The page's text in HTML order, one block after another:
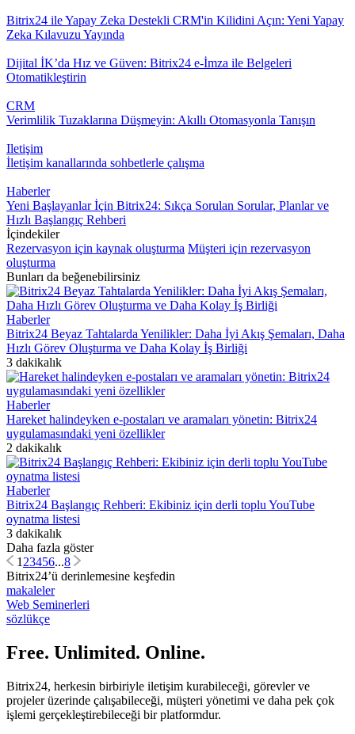
Bitrix24 ile Yapay Zeka Destekli CRM'in Kilidini Açın: Yeni Yapay
Zeka Kılavuzu Yayında
Dijital İK’da Hız ve Güven: Bitrix24 e-İmza ile Belgeleri
Otomatikleştirin
CRM
Verimlilik Tuzaklarına Düşmeyin: Akıllı Otomasyonla Tanışın
Iletişim
İletişim kanallarında sohbetlerle çalışma
Haberler
Yeni Başlayanlar İçin Bitrix24: Sıkça Sorulan Sorular, Planlar ve
Hızlı Başlangıç Rehberi
İçindekiler
Rezervasyon için kaynak oluşturma Müşteri için rezervasyon
oluşturma
Bunları da beğenebilirsiniz
Haberler
Bitrix24 Beyaz Tahtalarda Yenilikler: Daha İyi Akış Şemaları, Daha
Hızlı Görev Oluşturma ve Daha Kolay İş Birliği
3 dakikalık
Haberler
Hareket halindeyken e-postaları ve aramaları yönetin: Bitrix24
uygulamasındaki yeni özellikler
2 dakikalık
Haberler
Bitrix24 Başlangıç ​​Rehberi: Ekibiniz için derli toplu YouTube
oynatma listesi
3 dakikalık
Daha fazla göster
1 23456...8
Bitrix24’ü derinlemesine keşfedin
makaleler
Web Seminerleri
sözlükçe
Free. Unlimited. Online.
Bitrix24, herkesin birbiriyle iletişim kurabileceği, görevler ve
projeler üzerinde çalışabileceği, müşteri yönetimi ve daha pek çok
işlemi gerçekleştirebileceği bir platformdur.